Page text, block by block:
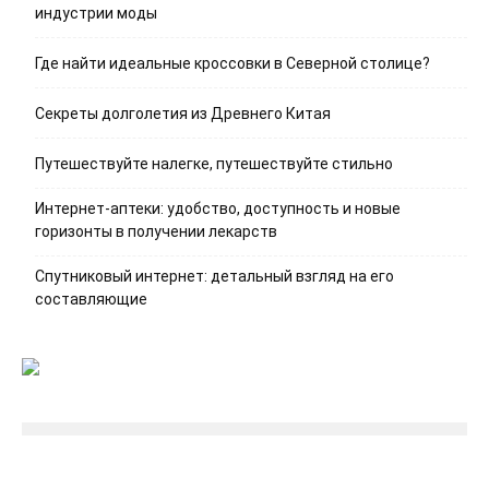
индустрии моды
Где найти идеальные кроссовки в Северной столице?
Секреты долголетия из Древнего Китая
Путешествуйте налегке, путешествуйте стильно
Интернет-аптеки: удобство, доступность и новые
горизонты в получении лекарств
Спутниковый интернет: детальный взгляд на его
составляющие